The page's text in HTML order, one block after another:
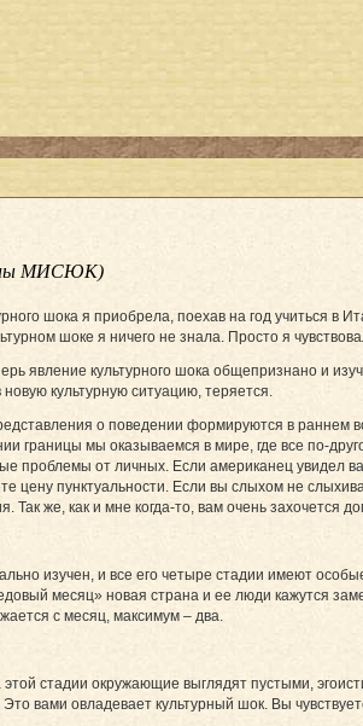
МИСЮК)
шока я приобрела, поехав на год учиться в
шоке я ничего не знала. Просто я
явление культурного шока общепризнано и
культурную ситуацию, теряется.
о поведении формируются в
границы мы оказываемся в мире, где все по-
проблемы от личных. Если американец увидел
цену пунктуальности. Если вы слыхом не
же, как и мне когда-то, вам очень захочется
изучен, и все его четыре стадии имеют
месяц» новая страна и ее люди кажутся
с месяц, максимум – два.
стадии окружающие выглядят пустыми,
вами овладевает культурный шок. Вы